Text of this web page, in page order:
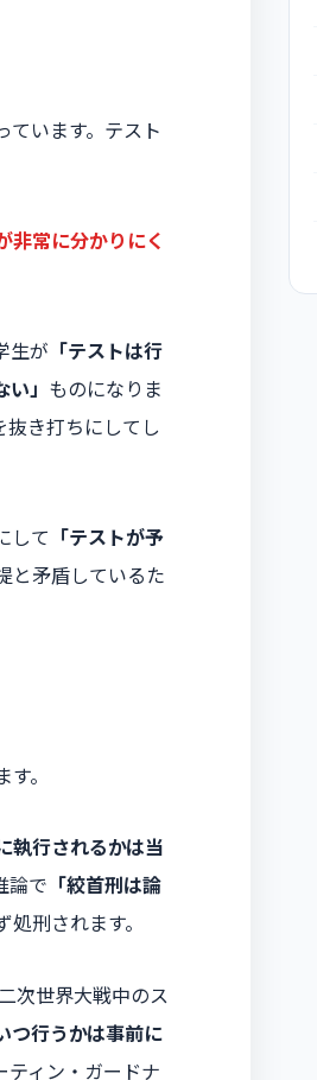
ています。テスト
非常に分かりにく
生が 「テストは行
い」 ものになりま
き打ちにしてし
して 「テストが予
と矛盾しているた
。
執行されるかは当
論で 「絞首刑は論
刑されます。
次世界大戦中のス
つ行うかは事前に
ティン・ガードナ